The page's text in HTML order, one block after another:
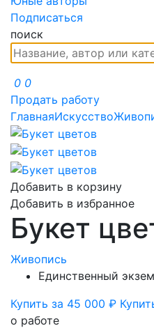
Подписаться
поиск
0 0
Продать работу
ГлавнаяИскусство
Добавить в корзину
Добавить в избранное
Букет
Живопись
Единственный
Купить за 45 000 ₽
о работе